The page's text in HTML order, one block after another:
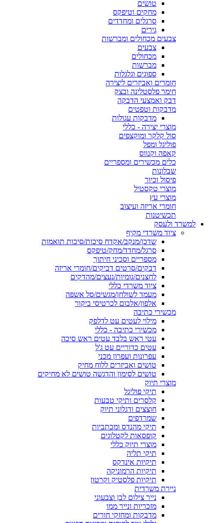
טושים
מחקים וטיפקס
סרגלים ומחדדים
גירים
צבעים מכחולים ומברשות
צבעים
מכחולים
מברשות
ספוגים וגלגלות
חומרים ואביזרים ליצירה
חימר פלסטלינה ובצק
דבק ואמצעי הדבקה
מדבקות וטפטים
מדבקות עגולות
מוצרי יצירה - כללי
סול קלקר ומוקצפים
פוליגל ומפל
קאפה וקנווס
כלים מכשירים ומספריים
שבלונות
פיסול וכיור
מוצרי טקסטיל
מוצרי עץ
חומרי אריזה ועיצוב
תכשיטנות
למשרד ולעסק
ציוד משרדי מקיף
שדכן/מנקב/אקדח סיכות/סיכות תואמות
סרגל/מחדד/מחק/טיפקס
מספריים וסכיני חיתוך
דבקים/סרטים דביקים/חומרי אריזה
לחצנים/גומיות/נעצים/מהדקים
ציוד משרדי כללי
מעמד לשולחן/מגשים/סל אשפה
אלפון/אלבום לכרטיסי ביקור
מכשירי כתיבה
מילוי לעטים עט לדלפק
מכשירי כתיבה - כללי
עטי ראש בלבד עטים ראש סיכה
עטים כדוריים עט ג'ל
עפרונות ועפרון מכני
טושים ואביזרים ללוח מחיק
טושים לסימון והדגשה טושים לא מחיקים
מוצרי תיוק
תיקי פוליגל
קלסרים ותיקי טבעות
חוצצים ודגלוני תיוק
שמרדפים
תיקי מהנדס ומכתביות
קופסאות לקטלוגים
מוצרי תיוק כללי
תיקי תליה
תיקיות אינדקס
תיקיות הרמוניקה
תיקיות פלסטיק וקרטון
ניירת משרדית
נייר צילום לבן וצבעוני
מזכריות ונייר ממו
מדבקות ומחזקי חורים